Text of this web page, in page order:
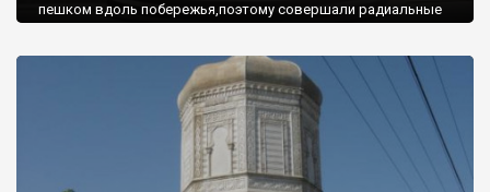
пешком вдоль побережья,поэтому совершали радиальные